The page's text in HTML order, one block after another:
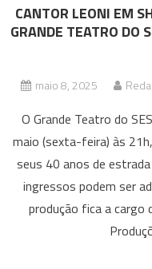
CANTOR LEONI EM
GRANDE TEATRO DO
maio 8, 2025
O Grande Teatro do
maio (sexta-feira) às
seus 40 anos de
ingressos podem ser
produção fica a cargo